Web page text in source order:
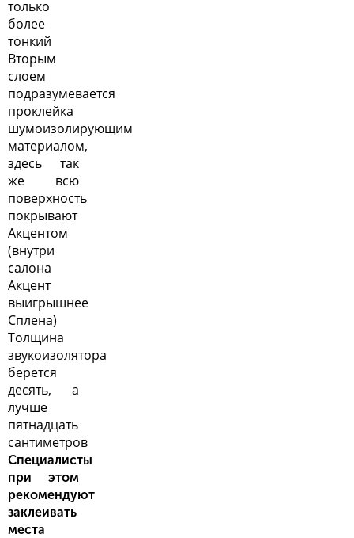
только
более
тонкий
Вторым
слоем
подразумевается
проклейка
шумоизолирующим
материалом,
здесь так
же всю
поверхность
покрывают
Акцентом
(внутри
салона
Акцент
выигрышнее
Сплена)
Толщина
звукоизолятора
берется
десять, а
лучше
пятнадцать
сантиметров
Специалисты
при этом
рекомендуют
заклеивать
места